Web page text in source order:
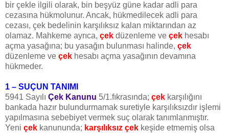
bir çekle ilgili olarak, bin beşyüz güne kadar adli para
cezasına hükmolunur. Ancak, hükmedilecek adli para
cezası, çek bedelinin karşılıksız kalan miktarından az
olamaz. Mahkeme ayrıca, çek düzenleme ve çek hesabı
açma yasağına; bu yasağın bulunması halinde, çek
düzenleme ve çek hesabı açma yasağının devamına
hükmeder.
1 – SUÇUN TANIMI
5941 Sayılı Çek Kanunu 5/1.fıkrasında; çek karşılığını
bankada hazır bulundurmamak suretiyle karşılıksızdır işlemi
yapılmasına sebebiyet vermek suç olarak tanımlanmıştır.
Yeni çek kanununda; karşılıksız çek keşide etmemiş olsa